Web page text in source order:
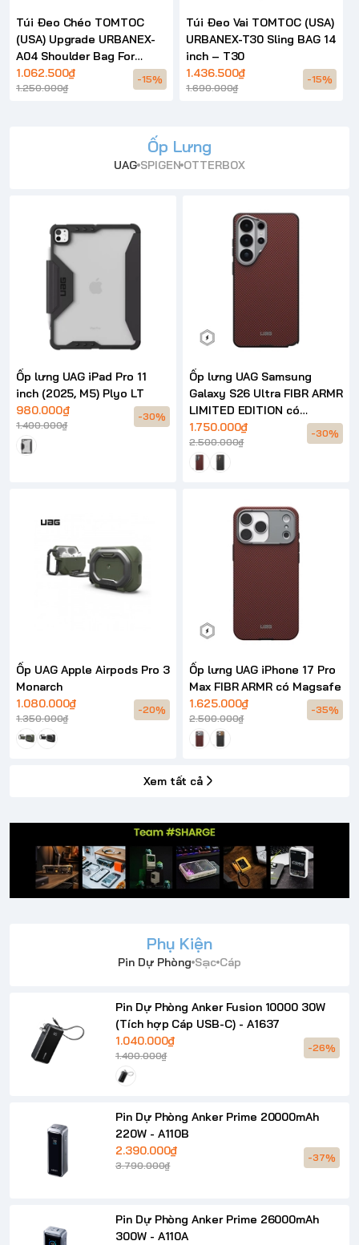
Túi Đeo Chéo TOMTOC
(USA) Upgrade URBANEX-
A04 Shoulder Bag For
Laptop Universial – A04
1.062.500₫
1.250.000₫
-15%
Túi Đeo Vai TOMTOC (USA)
URBANEX-T30 Sling BAG 14
inch – T30
1.436.500₫
1.690.000₫
-15%
Ốp Lưng
UAG SPIGEN OTTERBOX
Ốp lưng UAG iPad Pro 11
inch (2025, M5) Plyo LT
980.000₫
1.400.000₫
-30%
Ốp lưng UAG Samsung
Galaxy S26 Ultra FIBR ARMR
LIMITED EDITION có
Magsafe
1.750.000₫
2.500.000₫
-30%
Ốp UAG Apple Airpods Pro 3
Monarch
1.080.000₫
1.350.000₫
-20%
Ốp lưng UAG iPhone 17 Pro
Max FIBR ARMR có Magsafe
1.625.000₫
2.500.000₫
-35%
Xem tất cả
Phụ Kiện
Pin Dự Phòng Sạc Cáp
Pin Dự Phòng Anker Fusion 10000 30W
(Tích hợp Cáp USB-C) - A1637
1.040.000₫
1.400.000₫
-26%
Pin Dự Phòng Anker Prime 20000mAh
220W - A110B
2.390.000₫
3.790.000₫
-37%
Pin Dự Phòng Anker Prime 26000mAh
300W - A110A